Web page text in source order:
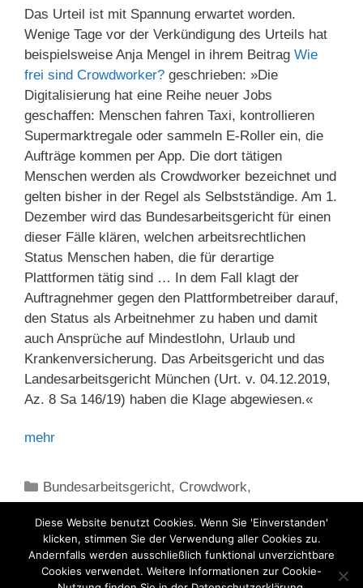
Das Urteil ist mit Spannung erwartet worden.
Wenige Tage vor der Verkündigung des Urteils hat
beispielsweise Anja Mengel in ihrem Beitrag Wie
frei sind Crowd­worker? geschrieben: »Die
Digitalisierung hat eine Reihe neuer Jobs
geschaffen: Menschen fahren Taxi, kontrollieren
Supermarktregale oder sammeln E-Roller ein, die
Aufträge kommen per App. Die dort tätigen
Menschen werden als Crowdworker bezeichnet und
gelten bisher in der Regel als Selbstständige. Am 1.
Dezember wird das Bundesarbeitsgericht für einen
dieser Fälle klären, welchen arbeitsrechtlichen
Status Menschen haben, die für derartige
Plattformen tätig sind … In dem Fall klagt der
Auftragnehmer gegen den Plattformbetreiber darauf,
den Status als Arbeitnehmer zu haben und damit
auch Ansprüche auf Mindestlohn, Urlaub und
Krankenversicherung. Das Arbeitsgericht und das
Landesarbeitsgericht München (Urt. v. 04.12.2019,
Az. 8 Sa 146/19) haben die Klage abgewiesen.«
mehr
Kategorien
Bundesarbeitsgericht, Crowdwork,
Diese Website benutzt Cookies. Wenn Sie 'Einverstanden'
klicken, stimmen Sie der Verwendung aller Cookies zu.
Andernfalls werden ausschließlich funktional unverzichtbare
Cookies verwendet. Weitere Informationen zur Cookie-